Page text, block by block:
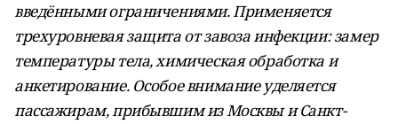
введёнными ограничениями. Применяется
трехуровневая защита от завоза инфекции: замер
температуры тела, химическая обработка и
анкетирование. Особое внимание уделяется
пассажирам, прибывшим из Москвы и Санкт-